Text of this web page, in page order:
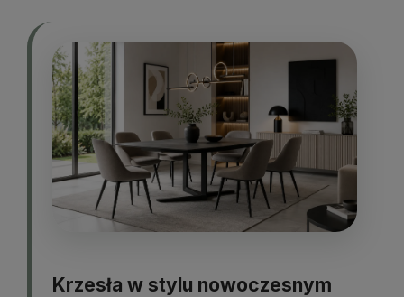
Krzesła w stylu nowoczesnym